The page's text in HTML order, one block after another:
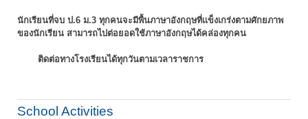
นักเรียนที่จบ ป.6 ม.3 ทุกคนจะมีพื้นภาษาอังกฤษที่แข็งเกร่งตามศักยภาพ
ของนักเรียน สามารถไปต่อยอดใช้ภาษาอังกฤษได้คล่องทุกคน
ติดต่อทางโรงเรียนได้ทุกวันตามเวลาราชการ
School Activities